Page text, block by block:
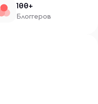
100+
Блоггеров